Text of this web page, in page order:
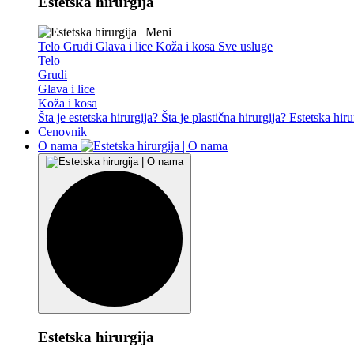
Telo Grudi Glava i lice Koža i kosa Sve usluge
Telo
Grudi
Glava i lice
Koža i kosa
Šta je estetska hirurgija? Šta je plastična hirurgija? Estetska
Cenovnik
O nama
Estetska hirurgija